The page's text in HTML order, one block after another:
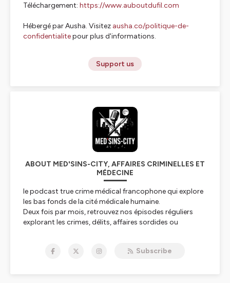
Téléchargement: https://www.auboutdufil.com
Hébergé par Ausha. Visitez ausha.co/politique-de-
confidentialitepour plus d'informations.
Support us
ABOUT MED'SINS-CITY, AFFAIRES CRIMINELLES ET
MÉDECINE
le podcast true crime médical francophone qui explore
les bas fonds de la cité médicale humaine.
Deux fois par mois, retrouvez nos épisodes réguliers
explorant les crimes, délits, affaires sordides ou
facette du true crime.
Subscribe